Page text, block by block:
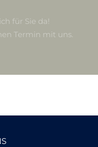
für Sie da!
Termin mit uns.